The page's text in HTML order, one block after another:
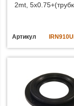
2mt,
Артикул